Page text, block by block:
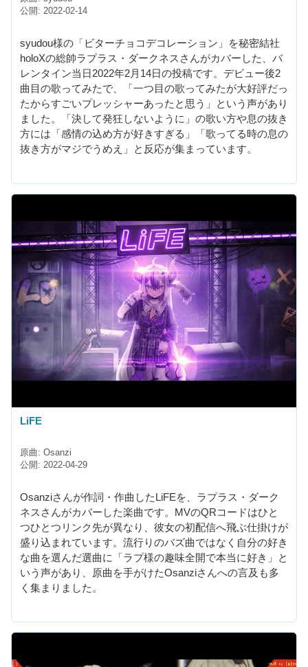
公開: 2022-02-14
syudou様の「ビターチョコデコレーション」を秘密結社
holoXの総帥ラプラス・ダークネスさんがカバーした、バ
レンタイン当日2022年2月14日の投稿です。デビュー後2
曲目の歌ってみたで、「一つ目の歌ってみたが大好評だっ
たからすごいプレッシャーあったと思う」という声があり
ました。「決して発狂しないように」の歌い方や息の抜き
方には「感情の込め方が好きすぎる」「歌ってる時の息の
抜き方がマジでうめえ」と反応が集まっています。
LiFE
原曲: Osanzi
公開: 2022-04-29
Osanziさんが作詞・作曲したLiFEを、ラプラス・ダーク
ネスさんがカバーした楽曲です。MVのQRコードはひと
つひとつリンク先が異なり、彼女の初配信へ飛ぶ仕掛けが
盛り込まれています。流行りのバズ曲ではなく自分の好き
な曲を選んだ選曲に「ラプ様の趣味全開で本当に好き」と
いう声があり、原曲を手がけたOsanziさんへの言及も多
く集まりました。